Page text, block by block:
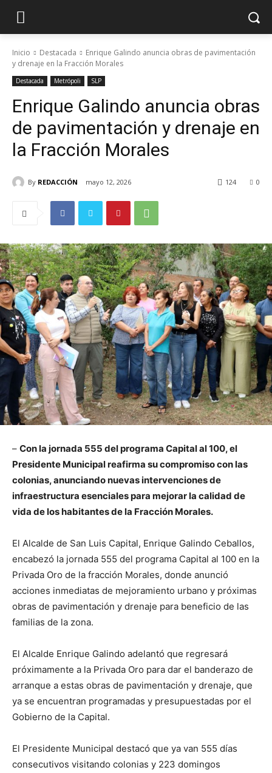
Inicio Destacada
Enrique Galindo anuncia obras de pavimentación
y drenaje en la Fracción Morales
Destacada Metrópoli SLP
Enrique Galindo anuncia obras
de pavimentación y drenaje en
la Fracción Morales
By REDACCIÓN mayo 12, 2026 0
124
– Con la jornada 555 del programa Capital al 100, el
Presidente Municipal reafirma su compromiso con las
colonias, anunciando nuevas intervenciones de
infraestructura esenciales para mejorar la calidad de
vida de los habitantes de la Fracción Morales.
El Alcalde de San Luis Capital, Enrique Galindo Ceballos,
encabezó la jornada 555 del programa Capital al 100 en la
Privada Oro de la fracción Morales, donde anunció
acciones inmediatas de mejoramiento urbano y próximas
obras de pavimentación y drenaje para beneficio de las
familias de la zona.
El Alcalde Enrique Galindo adelantó que regresará
próximamente a la Privada Oro para dar el banderazo de
arranque a estas obras de pavimentación y drenaje, que
ya se encuentran programadas y presupuestadas por el
Gobierno de la Capital.
El Presidente Municipal destacó que ya van 555 días
consecutivos visitando colonias y 223 domingos